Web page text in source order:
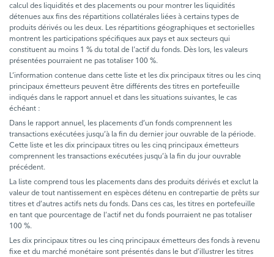
calcul des liquidités et des placements ou pour montrer les liquidités
détenues aux fins des répartitions collatérales liées à certains types de
produits dérivés ou les deux. Les répartitions géographiques et sectorielles
montrent les participations spécifiques aux pays et aux secteurs qui
constituent au moins 1 % du total de l’actif du fonds. Dès lors, les valeurs
présentées pourraient ne pas totaliser 100 %.
L’information contenue dans cette liste et les dix principaux titres ou les cinq
principaux émetteurs peuvent être différents des titres en portefeuille
indiqués dans le rapport annuel et dans les situations suivantes, le cas
échéant :
Dans le rapport annuel, les placements d’un fonds comprennent les
transactions exécutées jusqu’à la fin du dernier jour ouvrable de la période.
Cette liste et les dix principaux titres ou les cinq principaux émetteurs
comprennent les transactions exécutées jusqu’à la fin du jour ouvrable
précédent.
La liste comprend tous les placements dans des produits dérivés et exclut la
valeur de tout nantissement en espèces détenu en contrepartie de prêts sur
titres et d’autres actifs nets du fonds. Dans ces cas, les titres en portefeuille
en tant que pourcentage de l’actif net du fonds pourraient ne pas totaliser
100 %.
Les dix principaux titres ou les cinq principaux émetteurs des fonds à revenu
fixe et du marché monétaire sont présentés dans le but d’illustrer les titres